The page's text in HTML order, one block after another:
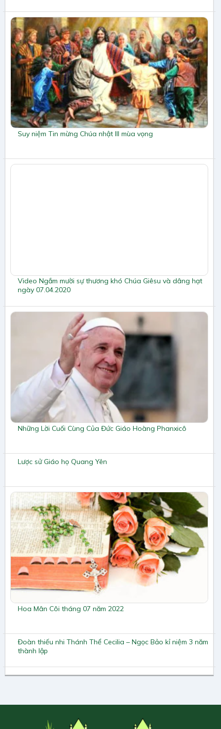
Suy niệm Tin mừng Chúa nhật III mùa vọng
Video Ngắm mười sự thương khó Chúa Giêsu và dâng hạt
ngày 07.04.2020
Những Lời Cuối Cùng Của Đức Giáo Hoàng Phanxicô
Lược sử Giáo họ Quang Yên
Hoa Mân Côi tháng 07 năm 2022
Đoàn thiếu nhi Thánh Thể Cecilia – Ngọc Bảo kỉ niệm 3 năm
thành lập